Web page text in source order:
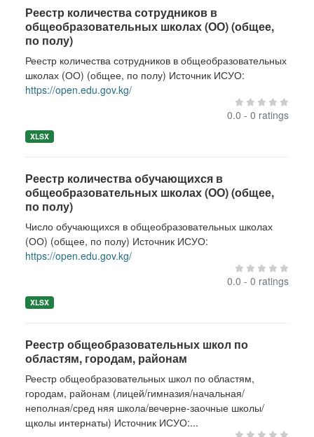
Реестр количества сотрудников в
общеобразовательных школах (ОО) (общее,
по полу)
Реестр количества сотрудников в общеобразовательных
школах (ОО) (общее, по полу) Источник ИСУО:
https://open.edu.gov.kg/
0.0 - 0 ratings
XLSX
Реестр количества обучающихся в
общеобразовательных школах (ОО) (общее,
по полу)
Число обучающихся в общеобразовательных школах
(ОО) (общее, по полу) Источник ИСУО:
https://open.edu.gov.kg/
0.0 - 0 ratings
XLSX
Реестр общеобразовательных школ по
областям, городам, районам
Реестр общеобразовательных школ по областям,
городам, районам (лицей/гимназия/начальная/
неполная/сред няя школа/вечерне-заочные школы/
щколы интернаты) Источник ИСУО:...